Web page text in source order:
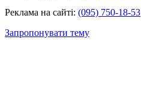
Реклама на сайті: (095) 750-18-53
Запропонувати тему